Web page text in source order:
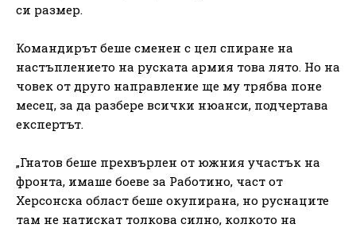
си размер.
Командирът беше сменен с цел спиране на
настъплението на руската армия това лято. Но на
човек от друго направление ще му трябва поне
месец, за да разбере всички нюанси, подчертава
експертът.
„Гнатов беше прехвърлен от южния участък на
фронта, имаше боеве за Работино, част от
Херсонска област беше окупирана, но руснаците
там не натискат толкова силно, колкото на